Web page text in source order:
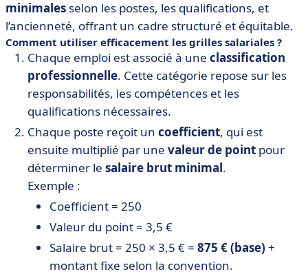
minimales selon les postes, les qualifications, et
l’ancienneté, offrant un cadre structuré et équitable.
Comment utiliser efficacement les grilles salariales ?
Chaque emploi est associé à une classification
professionnelle. Cette catégorie repose sur les
responsabilités, les compétences et les
qualifications nécessaires.
Chaque poste reçoit un coefficient, qui est
ensuite multiplié par une valeur de point pour
déterminer le salaire brut minimal.
Exemple :
Coefficient = 250
Valeur du point = 3,5 €
Salaire brut = 250 × 3,5 € = 875 € (base) +
montant fixe selon la convention.